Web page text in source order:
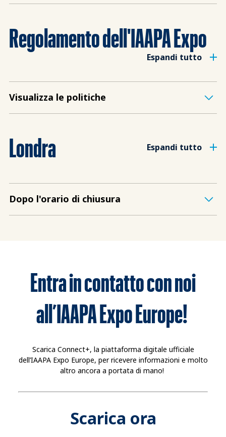
Regolamento dell'IAAPA Expo
Espandi tutto
Visualizza le politiche
Londra Espandi tutto
Dopo l'orario di chiusura
Entra in contatto con noi
all’IAAPA Expo Europe!
Scarica Connect+, la piattaforma digitale ufficiale
dell’IAAPA Expo Europe, per ricevere informazioni e molto
altro ancora a portata di mano!
Scarica ora